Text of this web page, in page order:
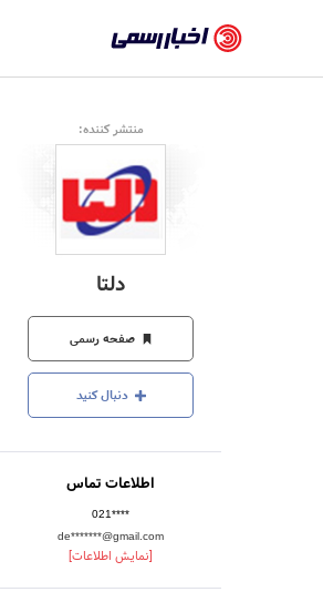
رسمی
-
اخبار
تایید
شده
شرکت‌ها،
سازمان‌ها
و
روابط
عمومی‌ها
منتشر کننده:
دلتا
صفحه رسمی
دنبال کنید
اطلاعات تماس
021****
de*******@gmail.com
[نمایش اطلاعات]